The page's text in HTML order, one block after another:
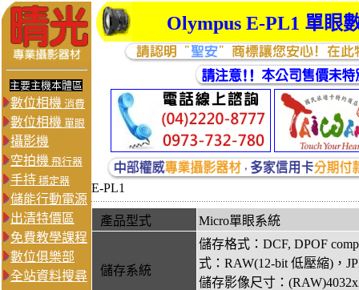
Olympus E-PL1 單眼
主要主機本體區
數位相機 消費
數位相機 單眼
攝影機
空拍機 飛行器
手持 穩定器
儲能行動電源
出清特價區
免費教學課程
數位俱樂部
全站資料搜尋
E-PL1
產品型式 Micro單眼系統
儲存系統
儲存格式：DCF, DPOF
式：RAW(12-bit 低壓縮)，
儲存影像尺寸：